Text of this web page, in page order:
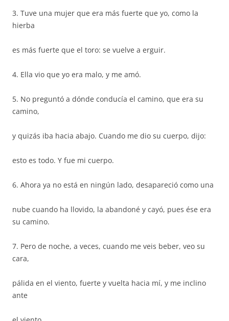
3. Tuve una mujer que era más fuerte que yo, como la
hierba
es más fuerte que el toro: se vuelve a erguir.
4. Ella vio que yo era malo, y me amó.
5. No preguntó a dónde conducía el camino, que era su
camino,
y quizás iba hacia abajo. Cuando me dio su cuerpo, dijo:
esto es todo. Y fue mi cuerpo.
6. Ahora ya no está en ningún lado, desapareció como una
nube cuando ha llovido, la abandoné y cayó, pues ése era
su camino.
7. Pero de noche, a veces, cuando me veis beber, veo su
cara,
pálida en el viento, fuerte y vuelta hacia mí, y me inclino
ante